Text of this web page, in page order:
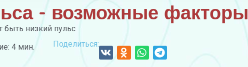
- возможные факторы
быть низкий пульс
4 мин. Поделиться: